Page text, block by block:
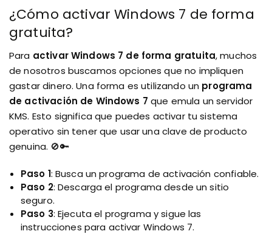
¿Cómo activar Windows 7 de forma
gratuita?
Para activar Windows 7 de forma gratuita, muchos
de nosotros buscamos opciones que no impliquen
gastar dinero. Una forma es utilizando un programa
de activación de Windows 7 que emula un servidor
KMS. Esto significa que puedes activar tu sistema
operativo sin tener que usar una clave de producto
genuina. 🚫🔑
Paso 1: Busca un programa de activación confiable.
Paso 2: Descarga el programa desde un sitio
seguro.
Paso 3: Ejecuta el programa y sigue las
instrucciones para activar Windows 7.